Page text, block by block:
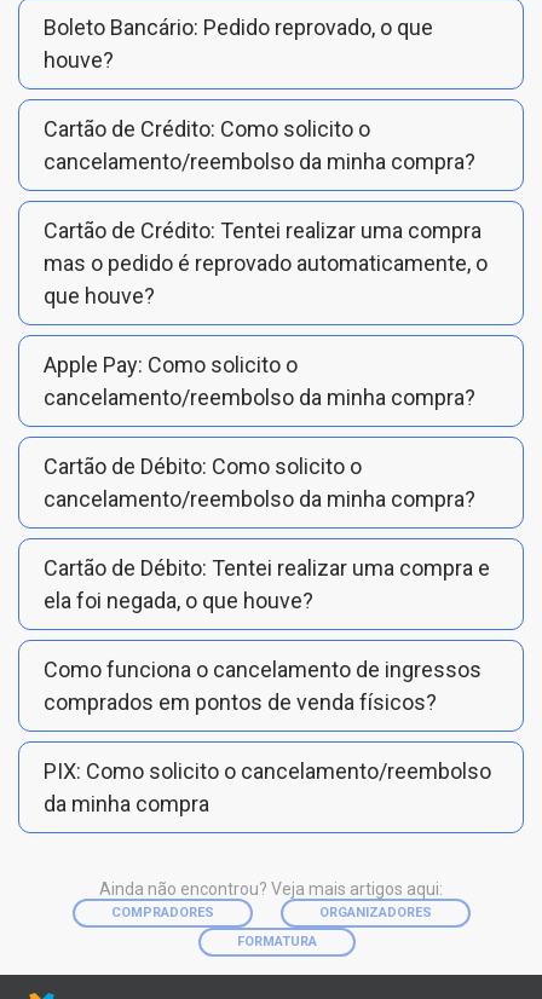
Boleto Bancário: Pedido reprovado, o que
houve?
Cartão de Crédito: Como solicito o
cancelamento/reembolso da minha compra?
Cartão de Crédito: Tentei realizar uma compra
mas o pedido é reprovado automaticamente, o
que houve?
Apple Pay: Como solicito o
cancelamento/reembolso da minha compra?
Cartão de Débito: Como solicito o
cancelamento/reembolso da minha compra?
Cartão de Débito: Tentei realizar uma compra e
ela foi negada, o que houve?
Como funciona o cancelamento de ingressos
comprados em pontos de venda físicos?
PIX: Como solicito o cancelamento/reembolso
da minha compra
Ainda não encontrou? Veja mais artigos aqui:
COMPRADORES
ORGANIZADORES
FORMATURA